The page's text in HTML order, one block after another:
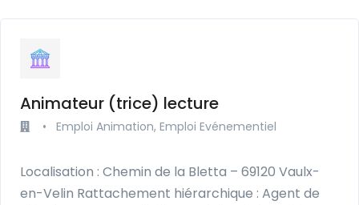
Animateur (trice) lecture
• Emploi Animation, Emploi Evénementiel
Localisation : Chemin de la Bletta – 69120 Vaulx-
en-Velin Rattachement hiérarchique : Agent de